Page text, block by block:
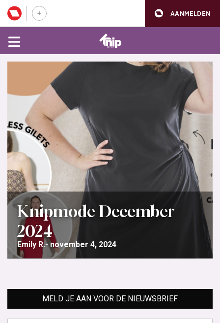
AANMELDEN
Knipmode December
2024
Emily R. november 4, 2024
MELD JE AAN VOOR DE NIEUWSBRIEF